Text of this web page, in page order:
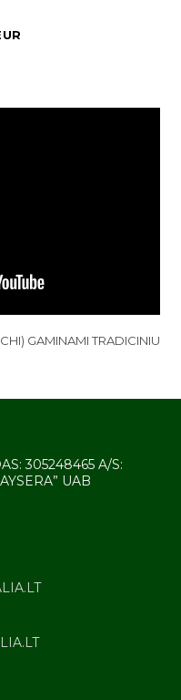
GAMINAMI TRADICINIU
305248465 A/S:
UAB